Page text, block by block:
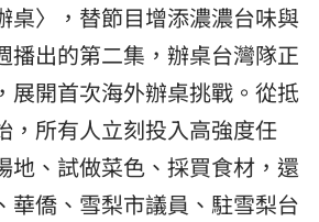
桌〉，替節目增添濃濃台味與
播出的第二集，辦桌台灣隊正
展開首次海外辦桌挑戰。從抵
，所有人立刻投入高強度任
地、試做菜色、採買食材，還
華僑、雪梨市議員、駐雪梨台